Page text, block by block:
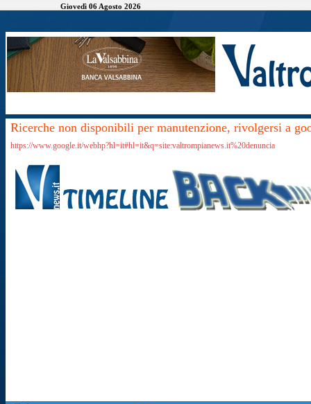
Giovedì 06 Agosto 2026
Ricerche non disponibili per manutenzione, rivolgersi a
https://www.google.it/webhp?hl=it#hl=it&q=site:valtrompianews.it%20denuncia